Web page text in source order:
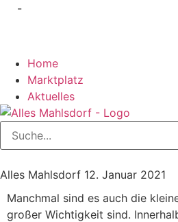
-
Home
Marktplatz
Aktuelles
Alles Mahlsdorf 12. Januar 2021
Manchmal sind es auch die
großer Wichtigkeit sind.